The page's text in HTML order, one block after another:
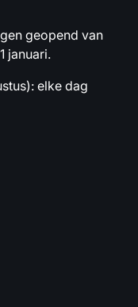
geopend van
januari.
elke dag